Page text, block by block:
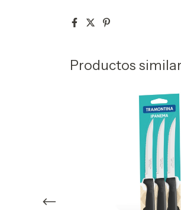
Productos